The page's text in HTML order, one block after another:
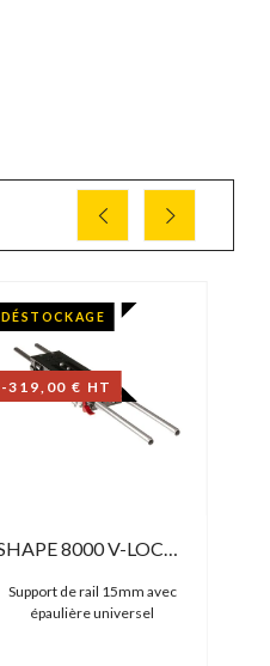
DÉSTOCKAGE
-319,00 € HT
SHAPE 8000 V-LOCK QUICK RELEASE Baseplate
Support de rail 15mm avec
épaulière universel